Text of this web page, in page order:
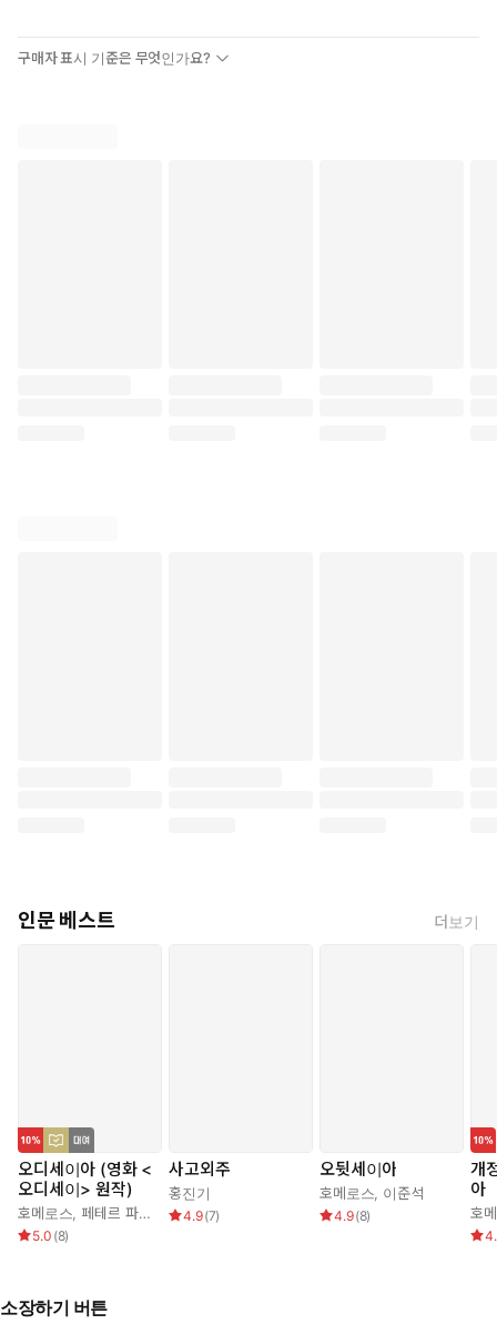
임을 입증한다.
구매자 표시 기준은 무엇인가요?
인문 베스트 더보기
오디세이아 (영화 <
오디세이> 원작)
호메로스, 페테르 파울 루벤스 ,박문재
5.0 (8)
사고외주
홍진기
4.9(7)
오뒷세이아
호메로스, 이준석
4.9(8)
개
아
호
소장하기 버튼